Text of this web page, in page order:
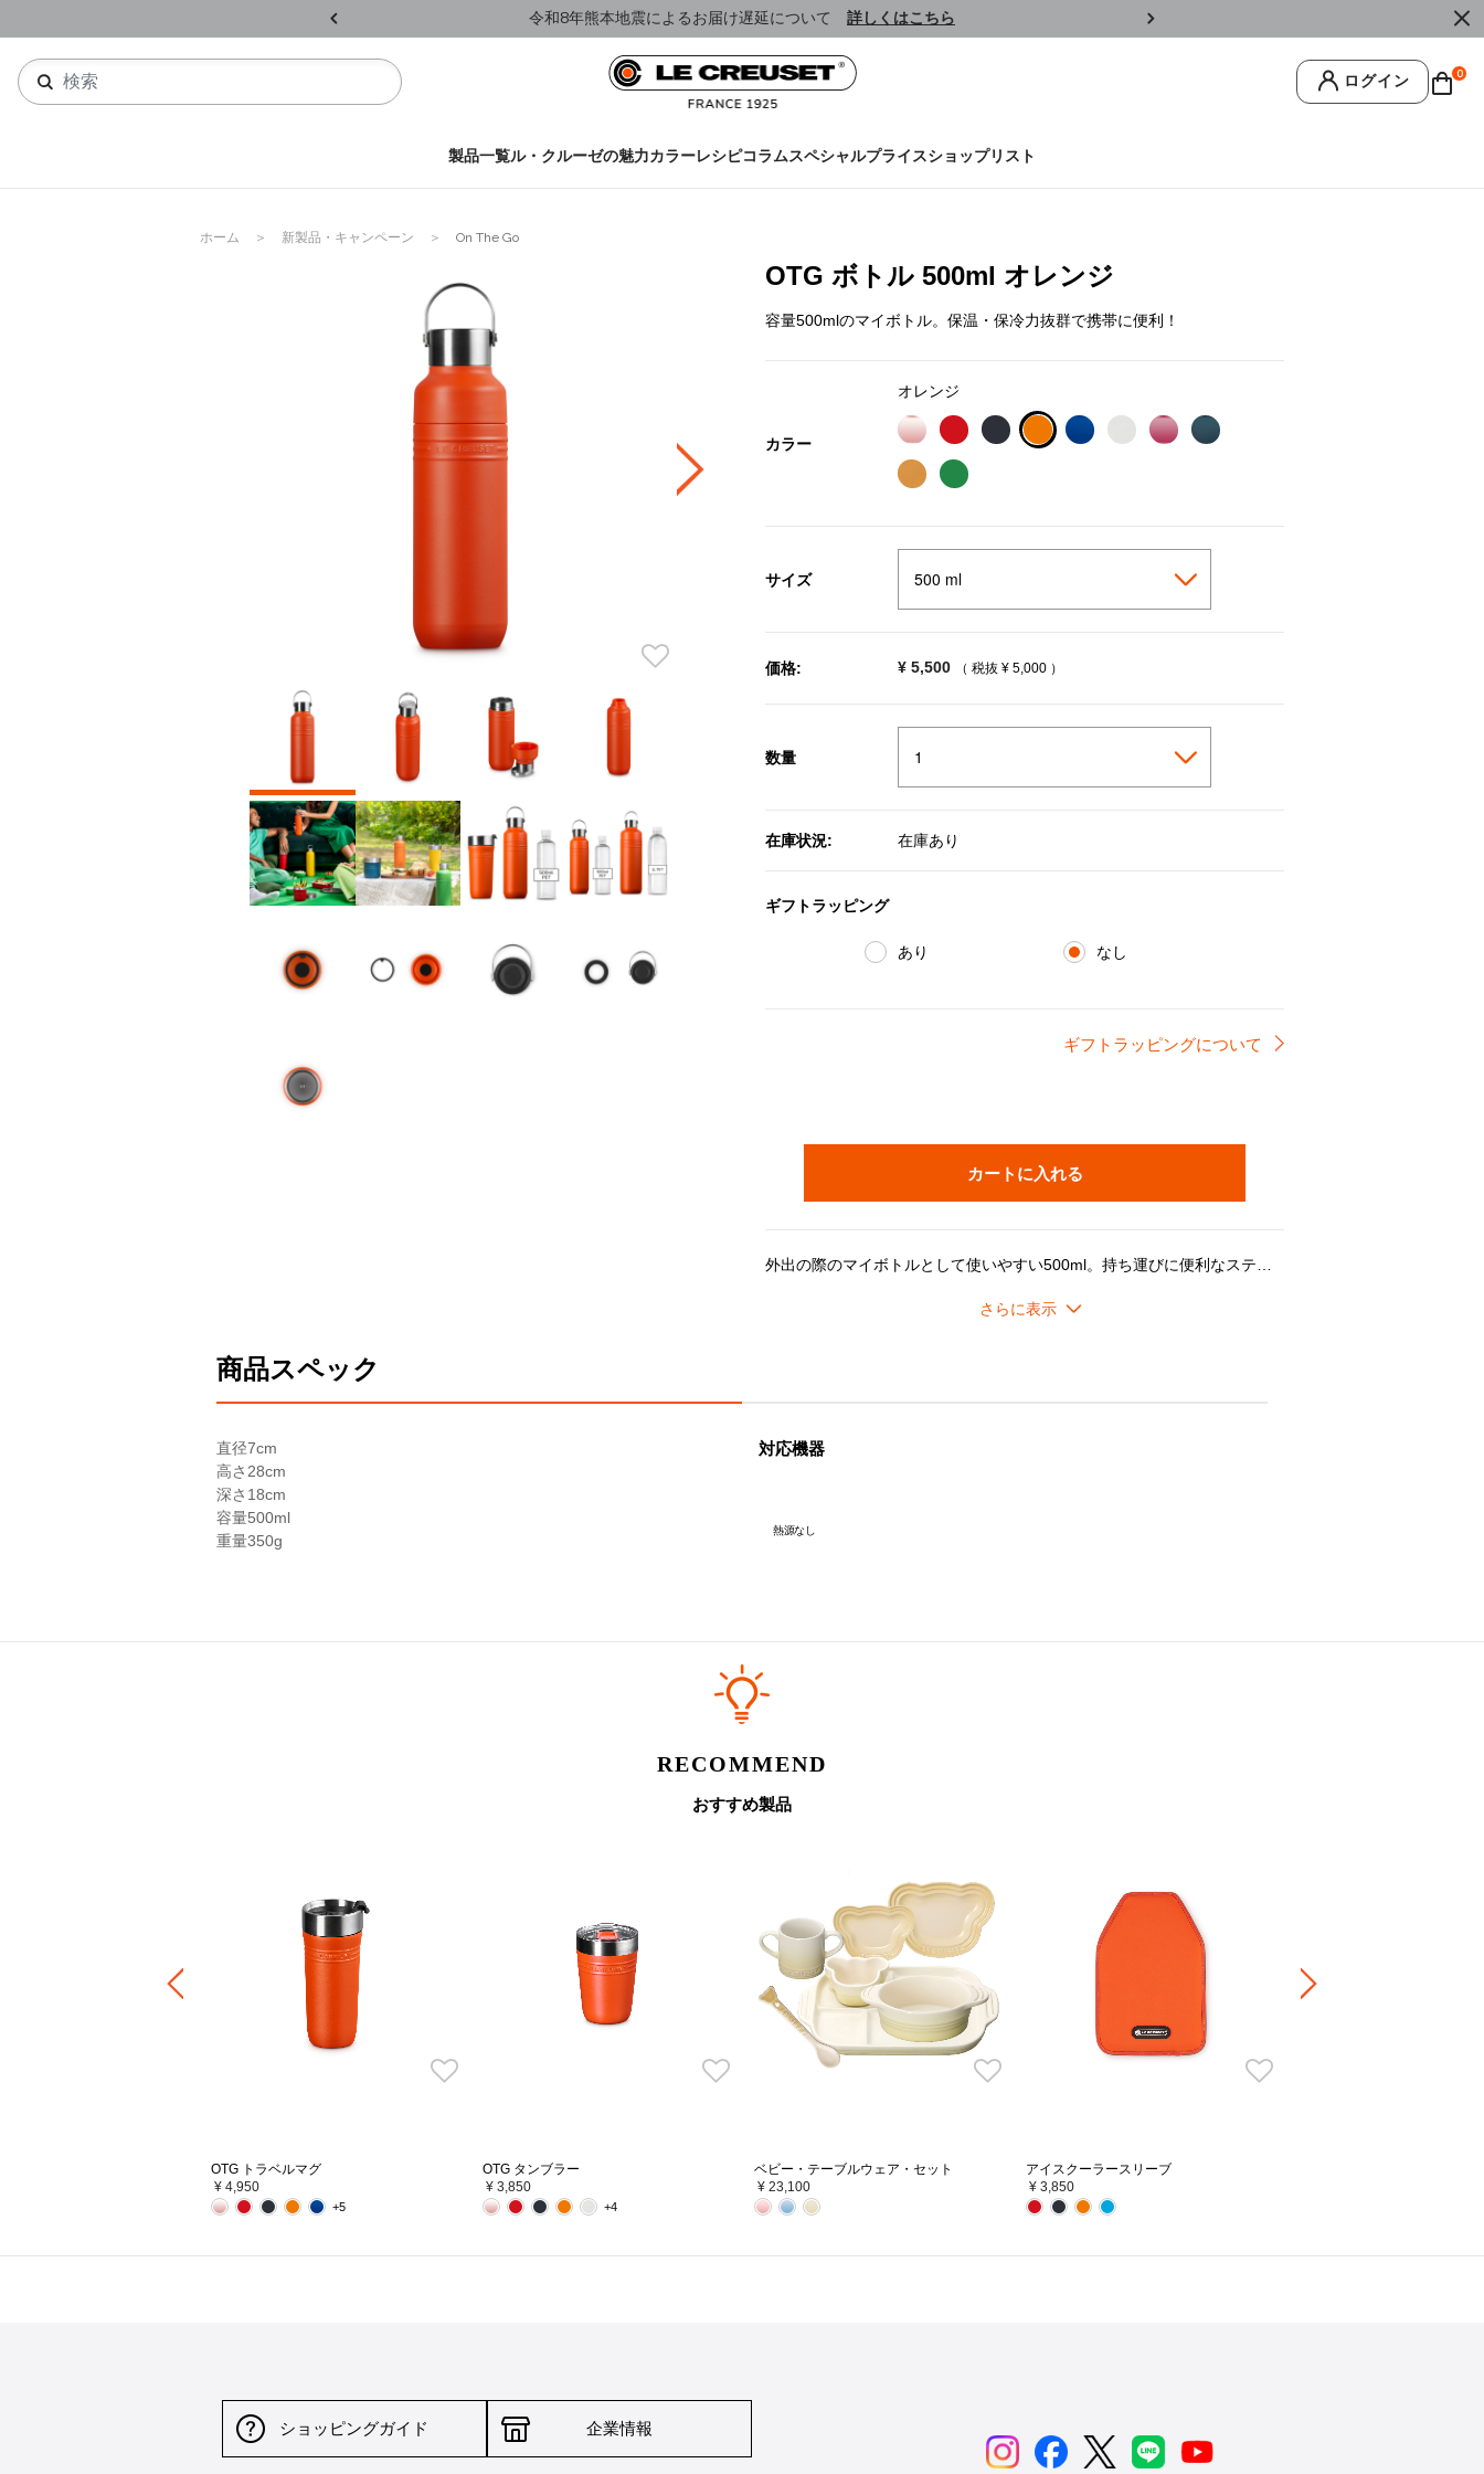
令和8年熊本地震によるお届け遅延について 詳しくはこちら ￥
ログイン 0
製品一覧ル・クルーゼの魅力カラーレシピコラムスペシャルプライスショップリスト
ホーム 新製品・キャンペーン On The Go
OTG ボトル 500ml オレンジ
容量500mlのマイボトル。保温・保冷力抜群で携帯に便利！
カラー
オレンジ
サイズ
価格: ¥ 5,500 （ 税抜 ¥ 5,000 ）
数量
在庫状況: 在庫あり
ギフトラッピング
あり なし
ギフトラッピングについて
カートに入れる
＊ギフトラッピング選択時の注意事項＊
・熱い飲み物を入れる場合、火傷や怪我のリスクを避けるため、必ず注意して開き、注ぎ、お飲みください。
・飲食物は長時間の保管を避け、なるべく早めにお召し上がりください。
フタ：[カラー部分]ポリプロピレン、[パッキン]シリコーンゴム、[金属部分]ステンレス鋼
商品スペック
直径7cm
高さ 28cm
深さ 18cm
容量500ml
重量350g
対応機器
熱源なし
RECOMMEND
おすすめ製品
OTG トラベルマグ
¥ 4,950
+5
OTG タンブラー
¥ 3,850
+4
ベビー・テーブルウェア・セット
¥ 23,100
アイスクーラースリーブ
¥ 3,850
ショッピングガイド 企業情報